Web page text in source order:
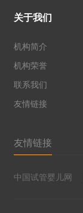
关于我们
机构简介
机构荣誉
联系我们
友情链接
友情链接
中国试管婴儿网